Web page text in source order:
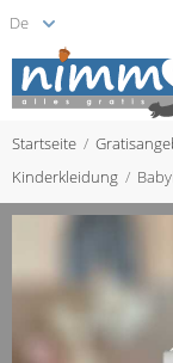
Startseite
Kinderkleidung